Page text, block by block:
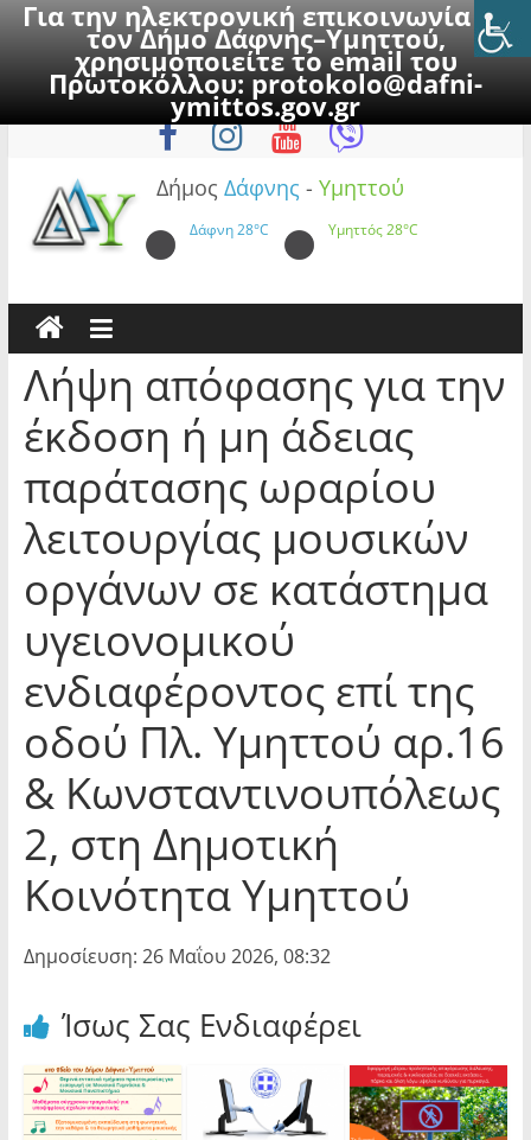
Για την ηλεκτρονική επικοινωνία με
τον Δήμο Δάφνης–Υμηττού,
χρησιμοποιείτε το email του
Πρωτοκόλλου:protokolo@dafni-
ymittos.gov.gr
to
Πέμπτη, 6 Αυγούστου 2026
Δήμος Δάφνης - Υμηττού
Δάφνη28°C Υμηττός28°C
Λήψη απόφασης για την
έκδοση ή μη άδειας
παράτασης ωραρίου
λειτουργίας μουσικών
οργάνων σε κατάστημα
υγειονομικού
ενδιαφέροντος επί της
οδού Πλ. Υμηττού αρ.16
& Κωνσταντινουπόλεως
2, στη Δημοτική
Κοινότητα Υμηττού
Δημοσίευση: 26 Μαΐου 2026, 08:32
Ίσως Σας Ενδιαφέρει